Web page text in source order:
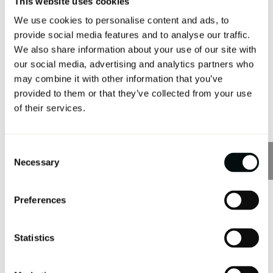
We use cookies to personalise content and ads, to
provide social media features and to analyse our traffic.
We also share information about your use of our site with
our social media, advertising and analytics partners who
may combine it with other information that you’ve
provided to them or that they’ve collected from your use
of their services.
Selection
Necessary
Preferences
Statistics
Venatto: textura y naturalidad
Texture: seguridad y estética
tonos naturales y discretos de esta línea aportan una estética
suave y agradable. Los colores incluyen
tonos tierra y
Arttek Wood: calidez natural
la apariencia de la madera, creando ambientes cálidos y
acogedores en interiores residenciales. Disponible en una